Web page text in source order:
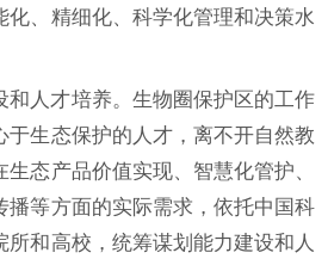
化、精细化、科学化管理和决策水
和人才培养。生物圈保护区的工作
于生态保护的人才，离不开自然教
态产品价值实现、智慧化管护、
播等方面的实际需求，依托中国科
和高校，统筹谋划能力建设和人